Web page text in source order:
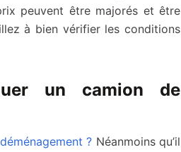
peuvent être majorés et être
à bien vérifier les conditions
un camion de
? Néanmoins qu’il